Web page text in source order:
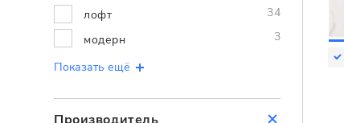
лофт
34
модерн
3
Показать ещё